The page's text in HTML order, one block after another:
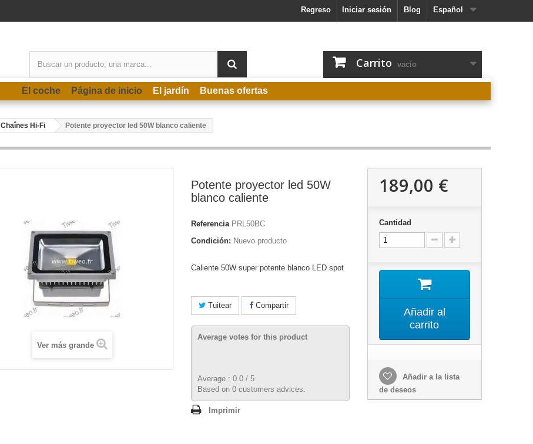
Español
Blog
Iniciar sesión
Regreso
Carrito vacío
El coche Página de inicio El jardín Buenas ofertas
Chaînes Hi-Fi Potente proyector led 50W blanco caliente
Ver más grande
Potente proyector led 50W
blanco caliente
Referencia PRL50BC
Condición: Nuevo producto
Caliente 50W super potente blanco LED spot
Tuitear Compartir
Average votes for this product
Average : 0.0 / 5
Based on 0 customers advices.
Imprimir
189,00 €
Cantidad
Añadir al
carrito
Añadir a la lista
de deseos